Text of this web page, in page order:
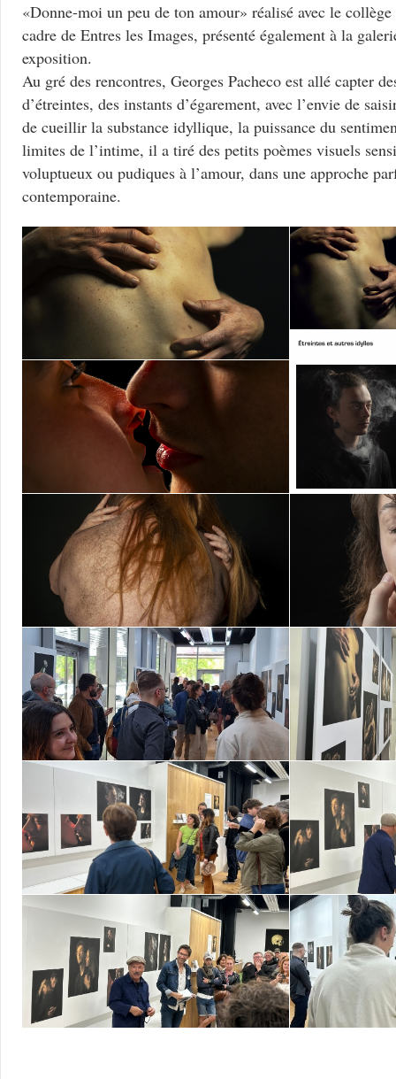
«Donne-moi un peu de ton amour» réalisé avec le
cadre de Entres les Images, présenté également à la
exposition.
Au gré des rencontres, Georges Pacheco est allé capter
d’étreintes, des instants d’égarement, avec l’envie de
de cueillir la substance idyllique, la puissance du
limites de l’intime, il a tiré des petits poèmes visuels
voluptueux ou pudiques à l’amour, dans une approche
contemporaine.